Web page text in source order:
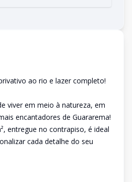
ao rio e lazer completo!
viver em meio à natureza, em
encantadores de Guararema!
entregue no contrapiso, é ideal
cada detalhe do seu